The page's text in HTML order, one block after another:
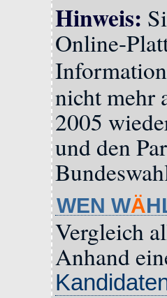
Hinweis:
Online-
nicht mehr
2005
und den
WEN WÄ
Vergleich
Anhand